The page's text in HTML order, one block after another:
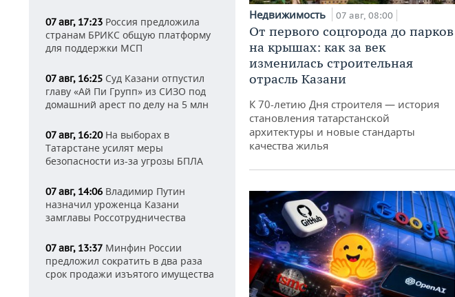
07 авг, 17:23 Россия предложила
странам БРИКС общую платформу
для поддержки МСП
07 авг, 16:25 Суд Казани отпустил
главу «Ай Пи Групп» из СИЗО под
домашний арест по делу на 5 млн
07 авг, 16:20На выборах в
Татарстане усилят меры
безопасности из-за угрозы БПЛА
07 авг, 14:06 Владимир Путин
назначил уроженца Казани
замглавы Россотрудничества
07 авг, 13:37 Минфин России
предложил сократить в два раза
срок продажи изъятого имущества
Недвижимость 07 авг, 08:00
От первого соцгорода до парков
на крышах: как за век
изменилась строительная
отрасль Казани
К 70-летию Дня строителя — история
становления татарстанской
архитектуры и новые стандарты
качества жилья